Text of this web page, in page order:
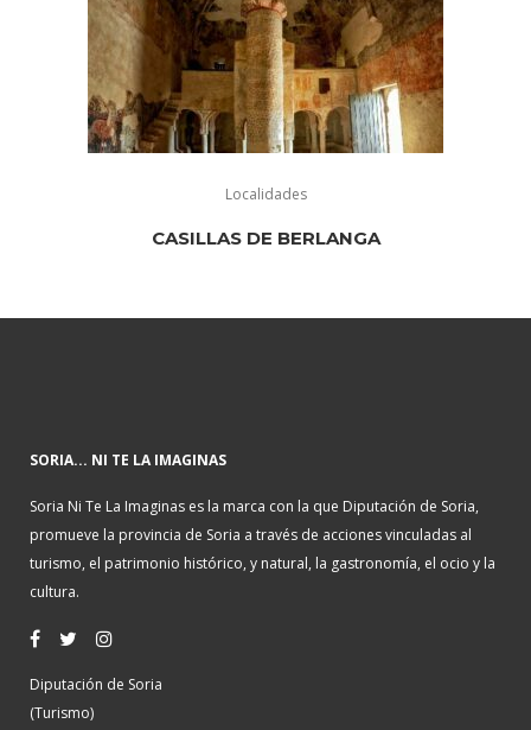
Localidades
CASILLAS DE BERLANGA
SORIA... NI TE LA IMAGINAS
Soria Ni Te La Imaginas es la marca con la que Diputación de Soria,
promueve la provincia de Soria a través de acciones vinculadas al
turismo, el patrimonio histórico, y natural, la gastronomía, el ocio y la
cultura.
Diputación de Soria
(Turismo)